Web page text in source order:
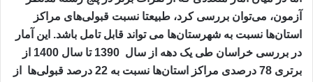
آزمون، می‌توان بررسی کرد، طبیعتا نسبت قبولی‌های مراکز
استان‌ها نسبت به شهرستان‌ها می تواند قابل تامل باشد. این آمار
در بررسی خراسان طی یک دهه از سال 1390 تا سال 1400 از
برتری 78 درصدی مراکز استان‌ها نسبت به 22 درصد قبولی‌ها از